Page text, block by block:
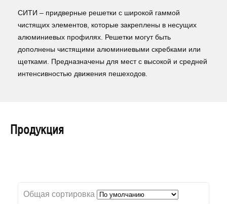
СИТИ – придверные решетки с широкой гаммой
чистящих элементов, которые закреплены в несущих
алюминиевых профилях. Решетки могут быть
дополнены чистящими алюминиевыми скребками или
щетками. Предназначены для мест с высокой и средней
интенсивностью движения пешеходов.
Продукция
Общая сортировка